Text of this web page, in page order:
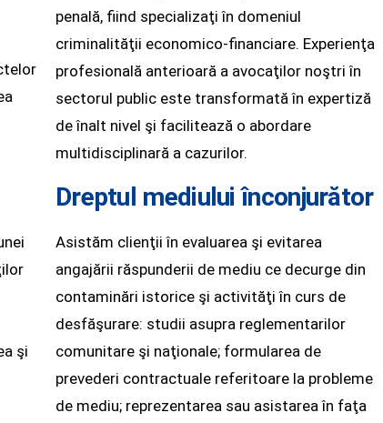
penală, fiind specializaţi în domeniul
criminalităţii economico-financiare. Experienţa
profesională anterioară a avocaţilor noştri în
sectorul public este transformată în expertiză
de înalt nivel şi facilitează o abordare
multidisciplinară a cazurilor.
şi
Dreptul mediului înconjurător
Asistăm clienţii în evaluarea şi evitarea
angajării răspunderii de mediu ce decurge din
contaminări istorice şi activităţi în curs de
desfăşurare: studii asupra reglementarilor
comunitare şi naţionale; formularea de
prevederi contractuale referitoare la probleme
de mediu; reprezentarea sau asistarea în faţa